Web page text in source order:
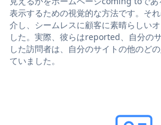
表示するための視覚的な方法です。そ
介し、シームレスに顧客に素晴らしい
した。実際、彼らはreported、自分の
した訪問者は、自分のサイトの他のど
ていました。